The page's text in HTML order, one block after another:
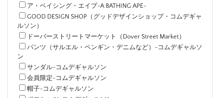
ア・ベイシング・エイプ-A BATHING APE-
GOOD DESIGN SHOP（グッドデザインショップ・コムデギャ
ルソン）
ドーバーストリートマーケット（Dover Street Market）
パンツ（サルエル・ペンギン・デニムなど）-コムデギャルソ
ン
サンダル-コムデギャルソン
会員限定-コムデギャルソン
帽子-コムデギャルソン